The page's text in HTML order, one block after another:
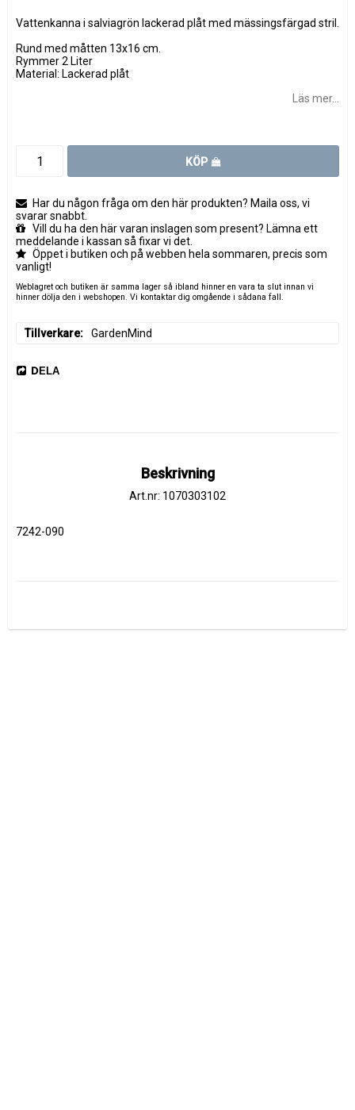
Vattenkanna i salviagrön lackerad plåt med mässingsfärgad stril.
Rund med måtten 13x16 cm.
Rymmer 2 Liter
Material: Lackerad plåt
Läs mer...
KÖP
Har du någon fråga om den här produkten? Maila oss, vi
svarar snabbt.
Vill du ha den här varan inslagen som present? Lämna ett
meddelande i kassan så fixar vi det.
Öppet i butiken och på webben hela sommaren, precis som
vanligt!
Weblagret och butiken är samma lager så ibland hinner en vara ta slut innan vi
hinner dölja den i webshopen. Vi kontaktar dig omgående i sådana fall.
Tillverkare GardenMind
DELA
Beskrivning
Art.nr: 1070303102
7242-090